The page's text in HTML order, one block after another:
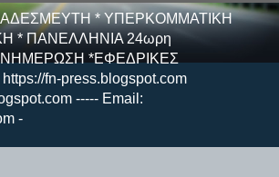
* ΥΠΕΡΚΟΜΜΑΤΙΚΗ
* ΠΑΝΕΛΛΗΝΙΑ 24ωρη
*ΕΦΕΔΡΙΚΕΣ
fn-press.blogspot.com
----- Email:
-